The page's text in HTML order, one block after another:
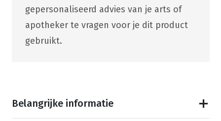
gepersonaliseerd advies van je arts of
apotheker te vragen voor je dit product
gebruikt.
Belangrijke informatie